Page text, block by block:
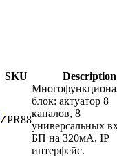
SKU Description
ZPR88
блок: актуатор 8
каналов, 8
универсальных
БП на 320мА, IP
интерфейс.